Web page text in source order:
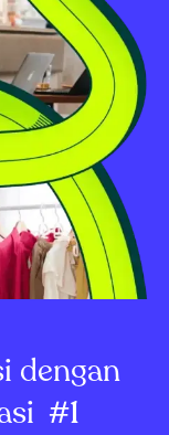
dengan
#1